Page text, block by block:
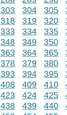
303
304 305
318
319 320
333
334 335
348
349 350
363
364 365
378
379 380
393
394 395
408
409 410
423
424 425
438
439 440